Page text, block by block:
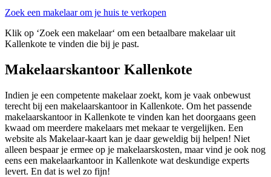
Zoek een makelaar om je huis te verkopen
Klik op ‘Zoek een makelaar‘ om een betaalbare makelaar uit
Kallenkote te vinden die bij je past.
Makelaarskantoor Kallenkote
Indien je een competente makelaar zoekt, kom je vaak onbewust
terecht bij een makelaarskantoor in Kallenkote. Om het passende
makelaarskantoor in Kallenkote te vinden kan het doorgaans geen
kwaad om meerdere makelaars met mekaar te vergelijken. Een
website als Makelaar-kaart kan je daar geweldig bij helpen! Niet
alleen bespaar je ermee op je makelaarskosten, maar vind je ook nog
eens een makelaarkantoor in Kallenkote wat deskundige experts
levert. En dat is wel zo fijn!